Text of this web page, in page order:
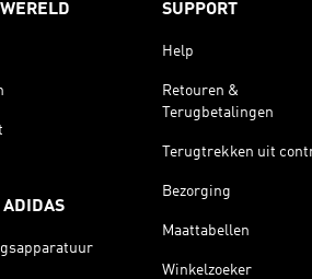
ADIDAS
SUPPORT
Help
Retouren &
Terugbetalingen
Terugtrekken uit
Bezorging
Maattabellen
Winkelzoeker